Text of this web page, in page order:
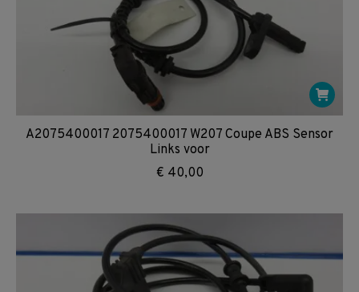
A2075400017 2075400017 W207 Coupe ABS Sensor
Links voor
€ 40,00